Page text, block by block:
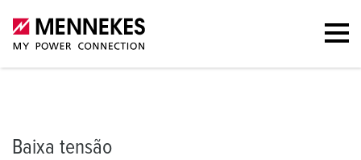
Baixa tensão Disposição da ranhura secundária
Baixa tensão